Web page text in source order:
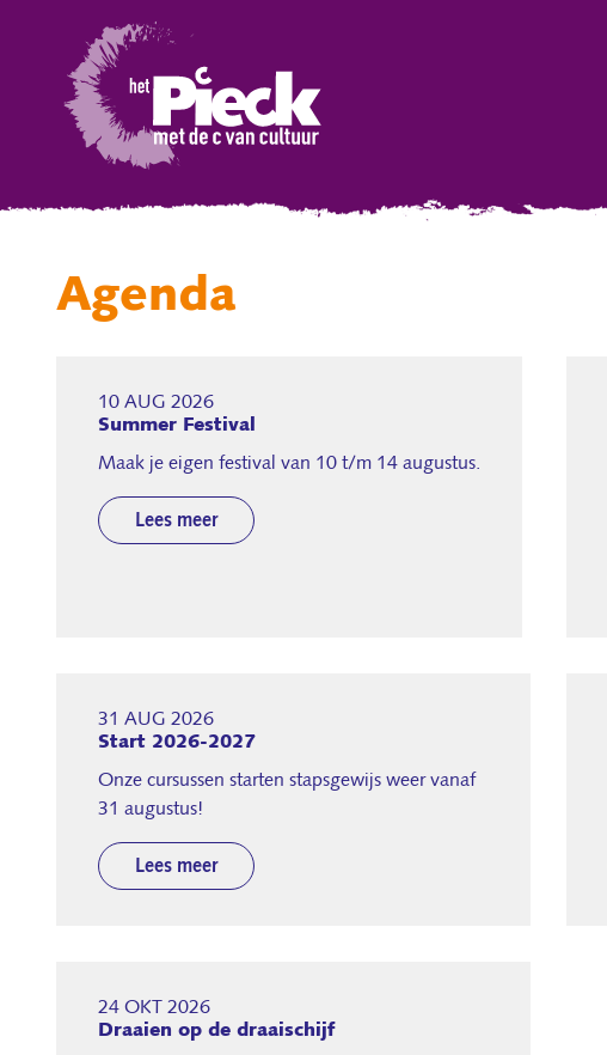
Agenda
10 AUG 2026
Summer Festival
Maak je eigen festival van 10 t/m 14 augustus.
Lees meer
31 AUG 2026
Start 2026-2027
Onze cursussen starten stapsgewijs weer vanaf
31 augustus!
Lees meer
24 OKT 2026
Draaien op de draaischijf